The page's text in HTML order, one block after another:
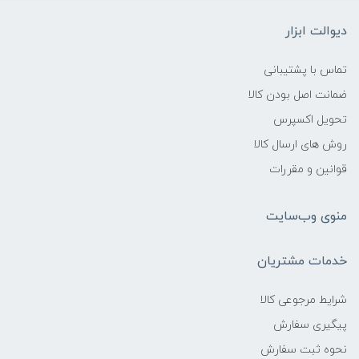
دیوالت ابزار
تماس با پشتیبانی
ضمانت اصل بودن کالا
تحویل اکسپرس
روش های ارسال کالا
قوانین و مقررات
منوی وب‌سایت
خدمات مشتریان
شرایط مرجوعی کالا
پیگیری سفارش
نحوه ثبت سفارش